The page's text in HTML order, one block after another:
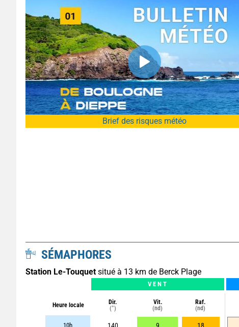
Brief des risques météo
SÉMAPHORES
Station Le-Touquet situé à 13 km de Berck Plage
VENT
Heure locale
Dir.
(°)
Vit.
(nd)
Raf.
(nd)
10h